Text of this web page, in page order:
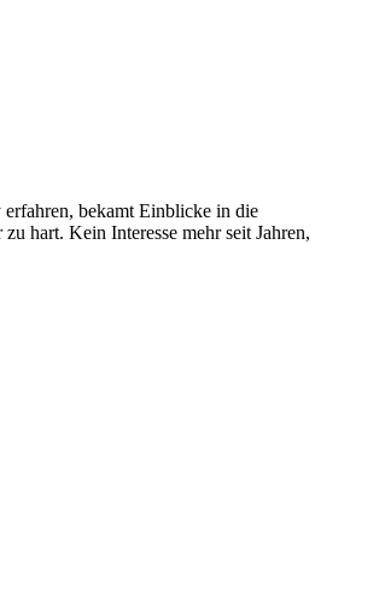
erfahren, bekamt Einblicke in die
hart. Kein Interesse mehr seit Jahren,